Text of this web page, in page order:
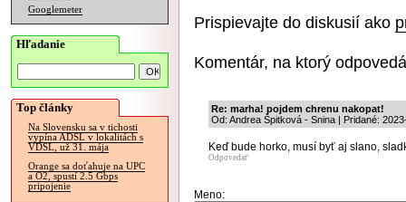
Googlemeter
Hľadanie
Top články
Na Slovensku sa v tichosti
vypína ADSL v lokalitách s
VDSL, už 31. mája
Orange sa doťahuje na UPC
a O2, spustí 2.5 Gbps
pripojenie
Prispievajte do diskusií ako
Komentár, na ktorý
Re: marha! pojdem chrenu nakopat!
Od: Andrea Špitková - Snina | Pridané:
Keď bude horko, musí byť aj slano,
Odpovedať
Meno: